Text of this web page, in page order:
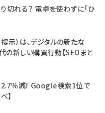
切れる？ 電卓を使わずに「ひ
示）は、デジタルの新たな
の新しい購買行動【SEOまと
％減！ Google検索1位で
】